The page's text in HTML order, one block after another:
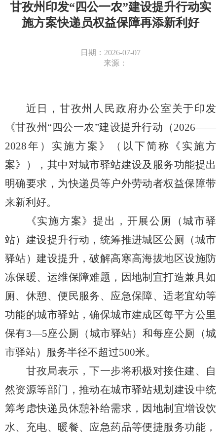
甘孜州印发“四公一农”建设提升行动实
施方案快递员权益保障再添新利好
日期：2026-07-07
来源：
近日，甘孜州人民政府办公室关于印发
《甘孜州 “四公一农”建设提升行动（2026——
2028年）实施方案》（以下简称《实施方
案》），其中对城市驿站建设及服务功能提出
明确要求，为快递员等户外劳动者权益保障带
来新利好。
《实施方案》提出，开展公厕（城市驿
站）建设提升行动，统筹推进城区公厕（城市
驿站）建设提升，破解高寒高海拔地区设施防
冻保暖、运维保障难题，因地制宜打造兼具如
厕、休憩、便民服务、应急保障、适老宜幼等
功能的城市驿站，确保城市建成区每平方公里
保有3—5座公厕（城市驿站）和每座公厕（城
市驿站）服务半径不超过500米。
甘孜局表示，下一步将积极对接住建、自
然资源等部门，推动在城市驿站规划建设中统
筹考虑快递员休憩补给需求，因地制宜增设饮
水、充电、暖餐、应急药品等便捷服务功能，